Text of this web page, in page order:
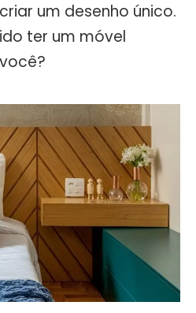
um desenho único.
ter um móvel